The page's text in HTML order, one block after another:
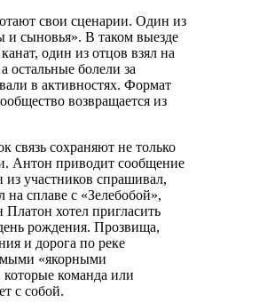
свои сценарии. Один из
сыновья». В таком выезде
один из отцов взял на
остальные болели за
в активностях. Формат
возвращается из
связь сохраняют не только
Антон приводит сообщение
из участников спрашивал,
сплаве с «Зелебобой»,
хотел пригласить
рождения. Прозвища,
и дорога по реке
«якорными
команда или
с собой.